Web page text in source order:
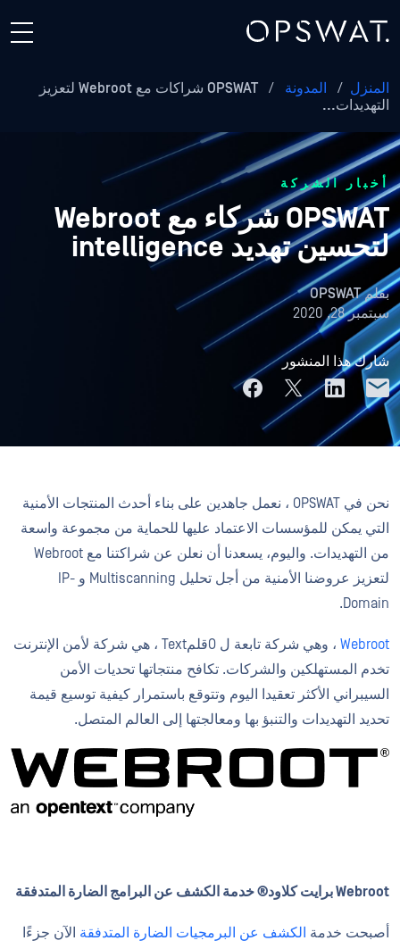
المنزل / المدونة /
OPSWAT شراكات مع Webroot لتعزيز
التهديدات...
أخبار الشركة
OPSWAT شركاء مع Webroot
لتحسين تهديد intelligence
بقلمOPSWAT
سبتمبر 28, 2020
شارك هذا المنشور
نحن في OPSWAT ، نعمل جاهدين على بناء أحدث المنتجات الأمنية
التي يمكن للمؤسسات الاعتماد عليها للحماية من مجموعة واسعة
من التهديدات. واليوم، يسعدنا أن نعلن عن شراكتنا مع Webroot
لتعزيز عروضنا الأمنية من أجل تحليل Multiscanning و IP-
Domain.
Webroot
، وهي شركة تابعة ل OقلمText ، هي شركة لأمن الإنترنت
تخدم المستهلكين والشركات. تكافح منتجاتها تحديات الأمن
السيبراني الأكثر تعقيدا اليوم وتتوقع باستمرار كيفية توسيع قيمة
تحديد التهديدات والتنبؤ بها ومعالجتها إلى العالم المتصل.
Webroot برايت كلاود® خدمة الكشف عن البرامج الضارة المتدفقة
أصبحت خدمة الكشف عن البرمجيات الضارة المتدفقة الآن جزءًا